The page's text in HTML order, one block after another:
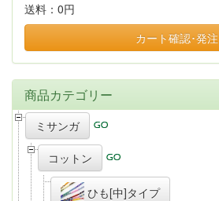
送料： 0円
カート確認･発注
商品カテゴリー
ミサンガ
コットン
ひも[中]タイプ